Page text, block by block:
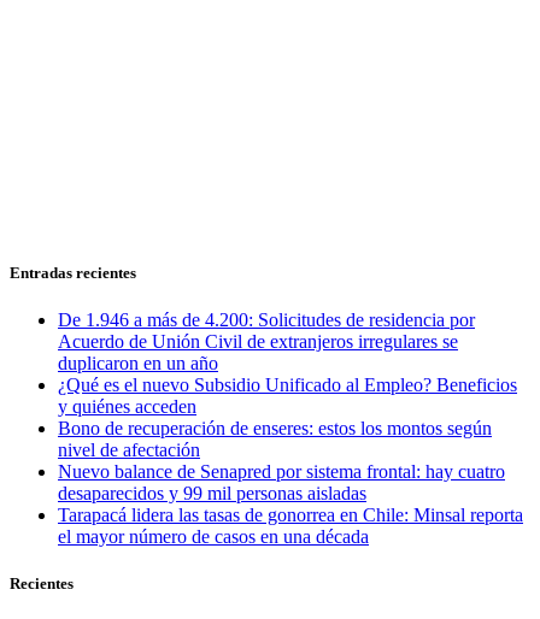
Entradas recientes
De 1.946 a más de 4.200: Solicitudes de residencia por
Acuerdo de Unión Civil de extranjeros irregulares se
duplicaron en un año
¿Qué es el nuevo Subsidio Unificado al Empleo? Beneficios
y quiénes acceden
Bono de recuperación de enseres: estos los montos según
nivel de afectación
Nuevo balance de Senapred por sistema frontal: hay cuatro
desaparecidos y 99 mil personas aisladas
Tarapacá lidera las tasas de gonorrea en Chile: Minsal reporta
el mayor número de casos en una década
Recientes